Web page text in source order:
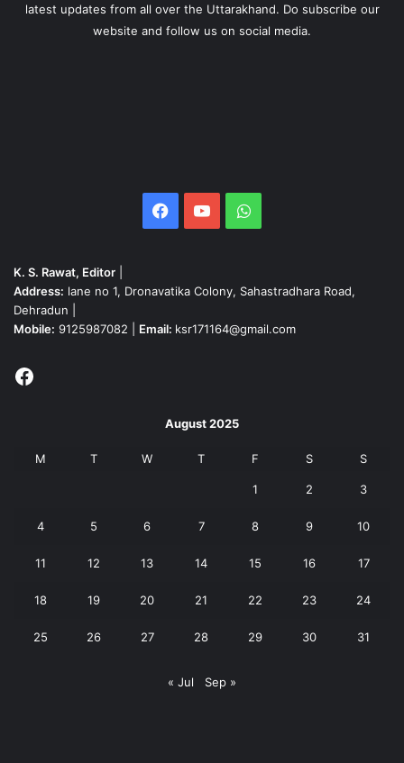
latest updates from all over the Uttarakhand. Do subscribe our
website and follow us on social media.
Facebook
YouTubeWhatsApp
K. S. Rawat, Editor
Address: lane no 1, Dronavatika Colony, Sahastradhara Road,
Dehradun |
Mobile: 9125987082 | Email: ksr171164@gmail.com
Facebook
August 2025
M T W T F S S
1 2 3
4 5 6 7 8 9 10
11 12 13 14 15 16 17
18 19 20 21 22 23 24
25 26 27 28 29 30 31
« Jul Sep »